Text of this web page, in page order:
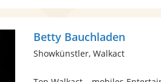
Betty Bauchladen
Showkünstler, Walkact